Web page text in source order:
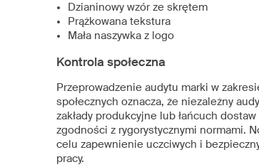
Dzianinowy wzór ze skrętem
Prążkowana tekstura
Mała naszywka z logo
Kontrola społeczna
Przeprowadzenie audytu marki w
społecznych oznacza, że niezależny
zakłady produkcyjne lub łańcuch
zgodności z rygorystycznymi normami.
celu zapewnienie uczciwych i
pracy.